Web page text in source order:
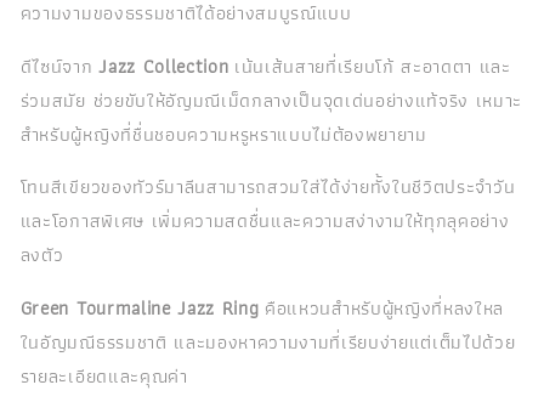
ความงามของธรรมชาติได้อย่างสมบูรณ์แบบ
ดีไซน์จากJazz Collection เน้นเส้นสายที่เรียบโก้ สะอาดตา และ
ร่วมสมัย ช่วยขับให้อัญมณีเม็ดกลางเป็นจุดเด่นอย่างแท้จริง เหมาะ
สำหรับผู้หญิงที่ชื่นชอบความหรูหราแบบไม่ต้องพยายาม
โทนสีเขียวของทัวร์มาลีนสามารถสวมใส่ได้ง่ายทั้งในชีวิตประจำวัน
และโอกาสพิเศษ เพิ่มความสดชื่นและความสง่างามให้ทุกลุคอย่าง
ลงตัว
Green Tourmaline Jazz Ring คือแหวนสำหรับผู้หญิงที่หลงใหล
ในอัญมณีธรรมชาติ และมองหาความงามที่เรียบง่ายแต่เต็มไปด้วย
รายละเอียดและคุณค่า